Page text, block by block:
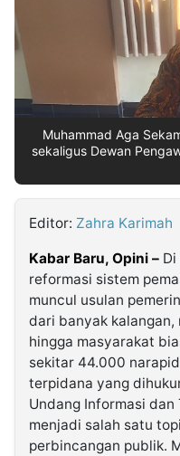
NTB
Time
IDN
Jogja
Rakyat
News
Notice
Baru
Follow
Kabarbaru
Kabarbaru.co
2026
Kabarbaru
Media
Holding
Muhammad Aga
sekaligus Dewan
Editor: Zahra Karimah
Kabar Baru, Opini –
reformasi sistem
muncul usulan
dari banyak kalangan,
hingga masyarakat
sekitar 44.000
terpidana yang
Undang Informasi dan
menjadi salah satu
perbincangan publik.